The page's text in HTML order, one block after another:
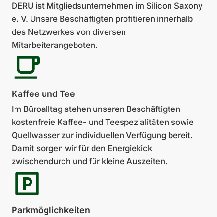
DERU ist Mitgliedsunter­neh­men im Silicon Saxony
e. V. Unsere Beschäftigten profitieren innerhalb
des Netzwerkes von diversen
Mitarbeiterangeboten.
Kaffee und Tee
Im Büroalltag stehen unseren Beschäftigten
kostenfreie Kaffee- und Teespezialitäten sowie
Quellwasser zur indi­viduellen Verfügung bereit.
Damit sorgen wir für den Energiekick
zwischendurch und für kleine Auszeiten.
Park­mög­lich­keiten